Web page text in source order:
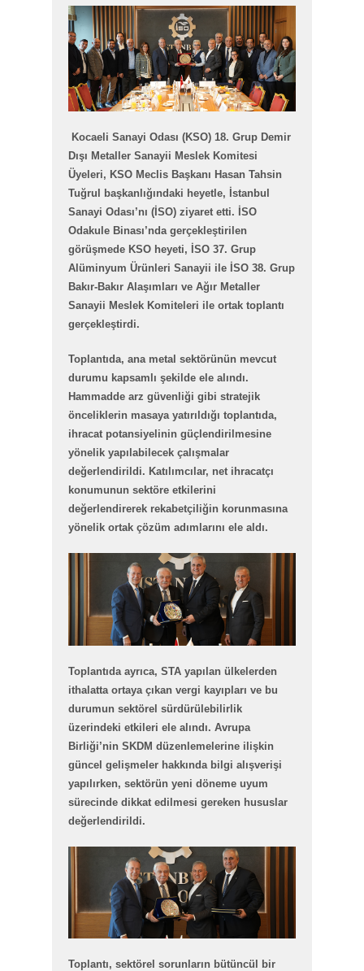
Kocaeli Sanayi Odası (KSO) 18. Grup Demir
Dışı Metaller Sanayii Meslek Komitesi
Üyeleri, KSO Meclis Başkanı Hasan Tahsin
Tuğrul başkanlığındaki heyetle, İstanbul
Sanayi Odası’nı (İSO) ziyaret etti. İSO
Odakule Binası’nda gerçekleştirilen
görüşmede KSO heyeti, İSO 37. Grup
Alüminyum Ürünleri Sanayii ile İSO 38. Grup
Bakır-Bakır Alaşımları ve Ağır Metaller
Sanayii Meslek Komiteleri ile ortak toplantı
gerçekleştirdi.
Toplantıda, ana metal sektörünün mevcut
durumu kapsamlı şekilde ele alındı.
Hammadde arz güvenliği gibi stratejik
önceliklerin masaya yatırıldığı toplantıda,
ihracat potansiyelinin güçlendirilmesine
yönelik yapılabilecek çalışmalar
değerlendirildi. Katılımcılar, net ihracatçı
konumunun sektöre etkilerini
değerlendirerek rekabetçiliğin korunmasına
yönelik ortak çözüm adımlarını ele aldı.
Toplantıda ayrıca, STA yapılan ülkelerden
ithalatta ortaya çıkan vergi kayıpları ve bu
durumun sektörel sürdürülebilirlik
üzerindeki etkileri ele alındı. Avrupa
Birliği’nin SKDM düzenlemelerine ilişkin
güncel gelişmeler hakkında bilgi alışverişi
yapılırken, sektörün yeni döneme uyum
sürecinde dikkat edilmesi gereken hususlar
değerlendirildi.
Toplantı, sektörel sorunların bütüncül bir